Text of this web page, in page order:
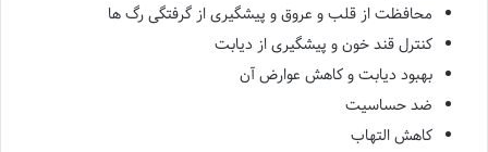
محافظت از قلب و عروق و پیشگیری از گرفتگی رگ ها
کنترل قند خون و پیشگیری از دیابت
بهبود دیابت و کاهش عوارض آن
ضد حساسیت
کاهش التهاب